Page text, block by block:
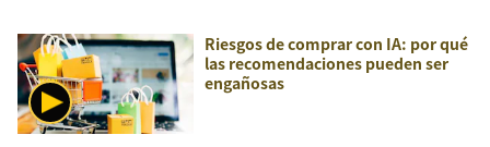
Riesgos de comprar con IA: por qué
las recomendaciones pueden ser
engañosas